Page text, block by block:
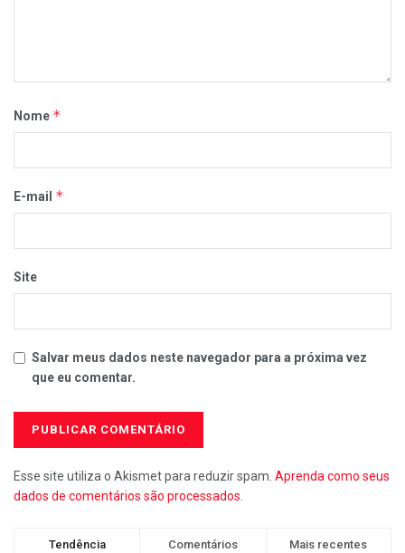
Nome *
E-mail *
Site
Salvar meus dados neste navegador para a próxima vez
que eu comentar.
Esse site utiliza o Akismet para reduzir spam. Aprenda como seus
dados de comentários são processados
Tendência Comentários Mais recentes